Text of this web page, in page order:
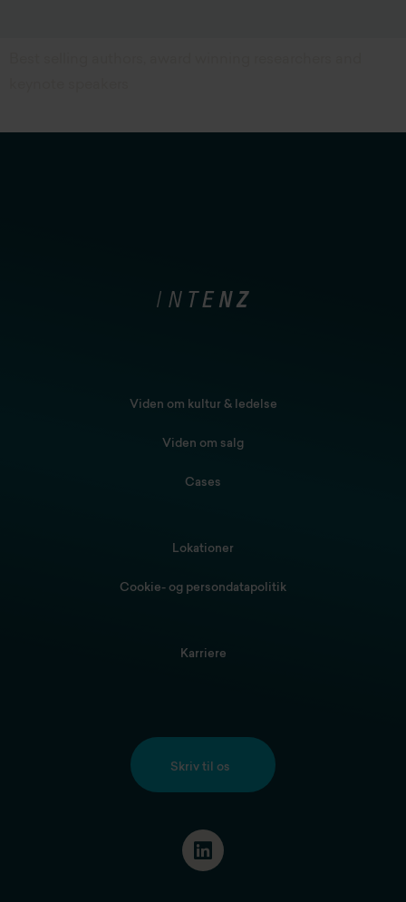
Viden om kultur & ledelse
Viden om salg
Cases
Lokationer
Cookie- og persondatapolitik
Karriere
Skriv til os